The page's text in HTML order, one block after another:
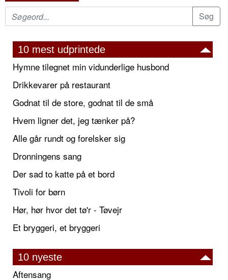
10 mest udprintede
Hymne tilegnet min vidunderlige husbond
Drikkevarer på restaurant
Godnat til de store, godnat til de små
Hvem ligner det, jeg tænker på?
Alle går rundt og forelsker sig
Dronningens sang
Der sad to katte på et bord
Tivoli for børn
Hør, hør hvor det tø'r - Tøvejr
Et bryggeri, et bryggeri
10 nyeste
Aftensang